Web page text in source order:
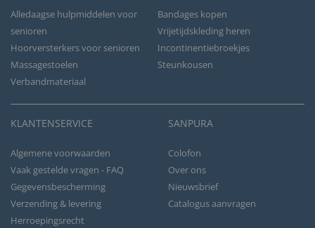
Alledaagse hulpmiddelen voor
senioren
Bandages kopen
Vrijetijdskleding heren
Hoorversterkers voor senioren
Incontinentiebroekjes
Massagestoelen
Steunkousen
Verbandmateriaal
KLANTENSERVICE
Algemene voorwaarden
Vaak gestelde vragen - FAQ
Gegevensbescherming
Verzending & levering
Herroepingsrecht
SANPURA
Colofon
Over ons
Nieuwsbrief
Catalogus aanvragen